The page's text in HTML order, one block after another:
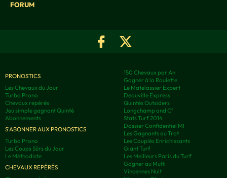
FORUM
PRONOSTICS
Les Chevaux du Jour
Turbo Prono
Chevaux repérés
Jeu simple gagnant Quinté
Abonnements
S'ABONNER AUX PRONOSTICS
Turbo Prono
Les Coups Sûrs du Jour
Le Méthodiste
CHEVAUX REPÉRÉS
150 Chevaux par An
Gagner à la Roulette
Le Matelassier Expert
Deauville Express
Quintés Outsiders
Longchamp and C°
Stats Turf 2014
Dossier Confidentiel MI
Les Gagnants au Trot
Les Couplés Enrichissants
Giant Turf
Les Meilleurs Paris du Turf
Gagner au Multi
Vincennes Nuit